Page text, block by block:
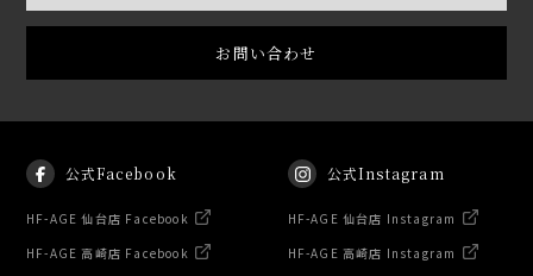
お問い合わせ
公式Facebook
HF-AGE 仙台店 Facebook
HF-AGE 高崎店 Facebook
公式Instagram
HF-AGE 仙台店 Instagram
HF-AGE 高崎店 Instagram